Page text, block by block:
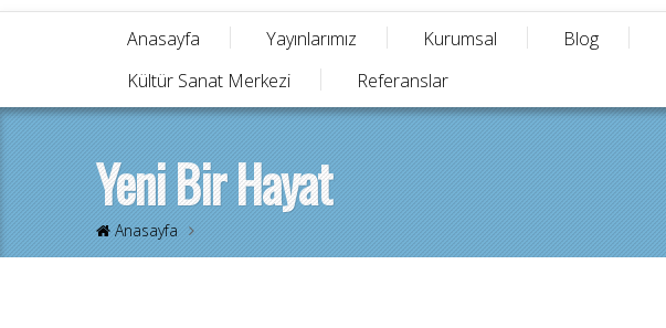
Anasayfa Yayınlarımız Kurumsal Blog
Kültür Sanat Merkezi
Referanslar
Yeni Bir Hayat
Anasayfa